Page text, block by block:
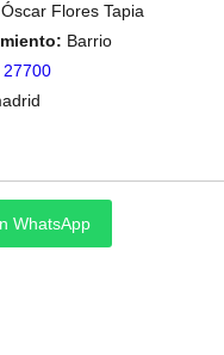
Óscar Flores Tapia
Barrio
27700
WhatsApp